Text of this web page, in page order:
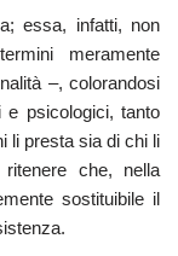
essa, infatti, non
meramente
–, colorandosi
e psicologici, tanto
li presta sia di chi li
che, nella
sostituibile il